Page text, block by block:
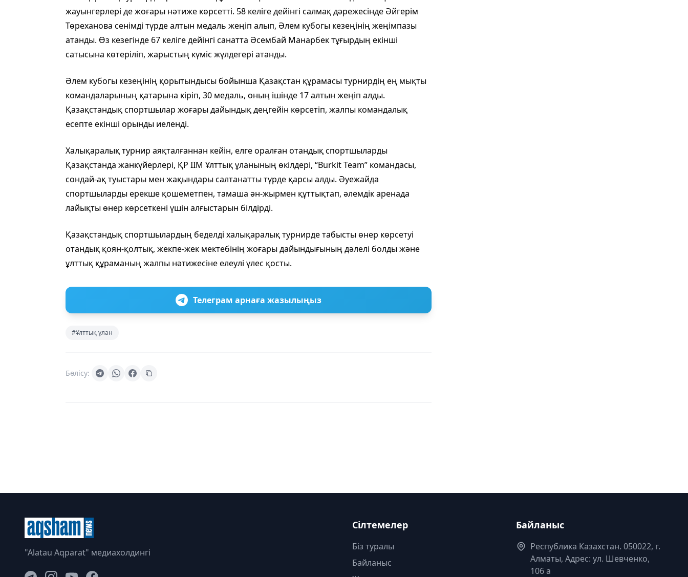
жауынгерлері де жоғары нәтиже көрсетті. 58 келіге дейінгі салмақ дәрежесінде Әйгерім
Төреханова сенімді түрде алтын медаль жеңіп алып, Әлем кубогы кезеңінің жеңімпазы
атанды. Өз кезегінде 67 келіге дейінгі санатта Әсембай Манарбек тұғырдың екінші
сатысына көтеріліп, жарыстың күміс жүлдегері атанды.
Әлем кубогы кезеңінің қорытындысы бойынша Қазақстан құрамасы турнирдің ең мықты
командаларының қатарына кіріп, 30 медаль, оның ішінде 17 алтын жеңіп алды.
Қазақстандық спортшылар жоғары дайындық деңгейін көрсетіп, жалпы командалық
есепте екінші орынды иеленді.
Халықаралық турнир аяқталғаннан кейін, елге оралған отандық спортшыларды
Қазақстанда жанкүйерлері, ҚР ІІМ Ұлттық ұланының өкілдері, “Burkit Team” командасы,
сондай-ақ туыстары мен жақындары салтанатты түрде қарсы алды. Әуежайда
спортшыларды ерекше қошеметпен, тамаша ән-жырмен құттықтап, әлемдік аренада
лайықты өнер көрсеткені үшін алғыстарын білдірді.
Қазақстандық спортшылардың беделді халықаралық турнирде табысты өнер көрсетуі
отандық қоян-қолтық, жекпе-жек мектебінің жоғары дайындығының дәлелі болды және
ұлттық құраманың жалпы нәтижесіне елеулі үлес қосты.
Телеграм арнаға жазылыңыз
#Ұлттық ұлан
Бөлісу:
"Alatau Aqparat" медиахолдингі
Сілтемелер
Біз туралы
Байланыс
Байланыс
Республика Казахстан. 050022, г.
Алматы, Адрес: ул. Шевченко,
106 а